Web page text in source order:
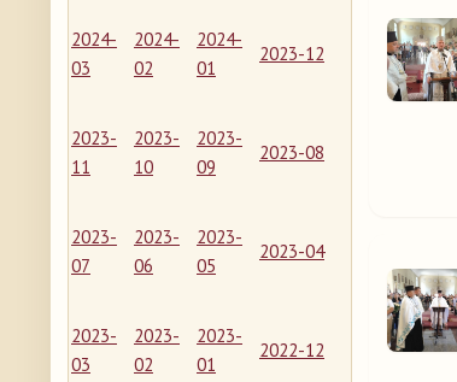
2024-
03
2024-
02
2024-
01
2023-12
2023-
11
2023-
10
2023-
09
2023-08
2023-
07
2023-
06
2023-
05
2023-04
2023-
03
2023-
02
2023-
01
2022-12